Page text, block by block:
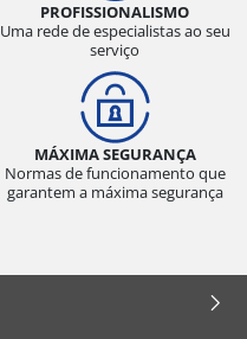
PROFISSIONALISMO
Uma rede de especialistas ao seu
serviço
MÁXIMA SEGURANÇA
Normas de funcionamento que
garantem a máxima segurança